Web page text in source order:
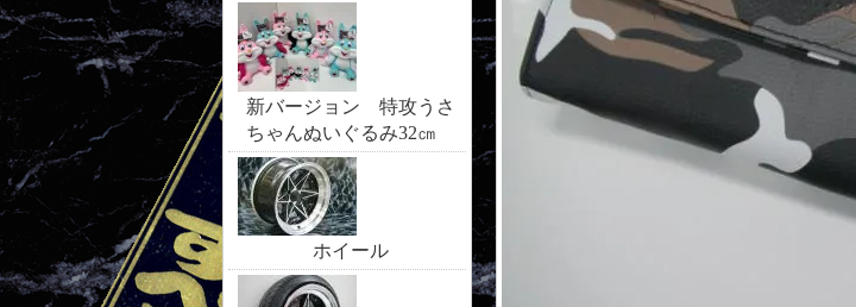
新バージョン 特攻うさ
ちゃんぬいぐるみ32㎝
ホイール